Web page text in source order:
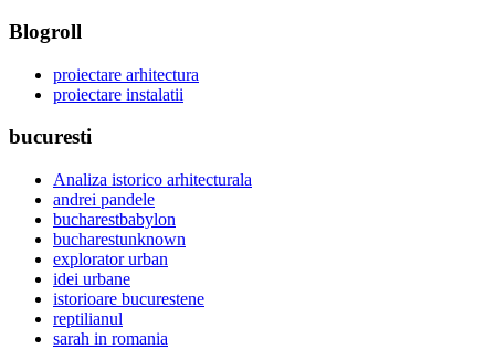
Blogroll
proiectare arhitectura
proiectare instalatii
bucuresti
Analiza istorico arhitecturala
andrei pandele
bucharestbabylon
bucharestunknown
explorator urban
idei urbane
istorioare bucurestene
reptilianul
sarah in romania